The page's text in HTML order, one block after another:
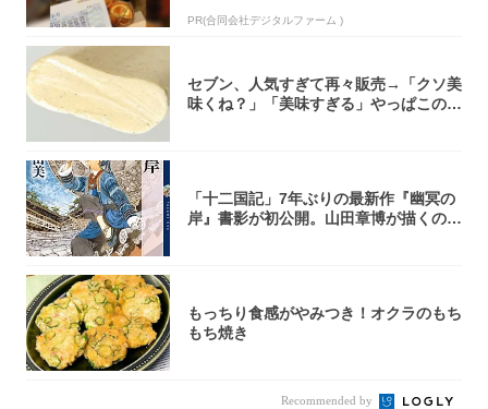
PR(合同会社デジタルファーム )
セブン、人気すぎて再々販売→「クソ美
味くね？」「美味すぎる」やっぱこのク
「十二国記」7年ぶりの最新作『幽冥の
岸』書影が初公開。山田章博が描くのは
もっちり食感がやみつき！オクラのもち
もち焼き
Recommended by